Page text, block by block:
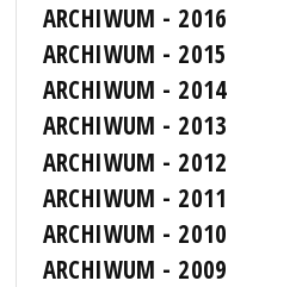
ARCHIWUM - 2016
ARCHIWUM - 2015
ARCHIWUM - 2014
ARCHIWUM - 2013
ARCHIWUM - 2012
ARCHIWUM - 2011
ARCHIWUM - 2010
ARCHIWUM - 2009